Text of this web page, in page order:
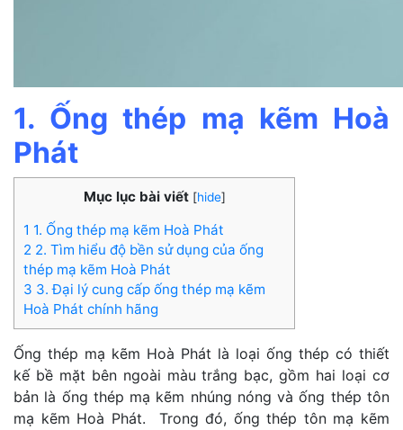
1. Ống thép mạ kẽm Hoà
Phát
Mục lục bài viết [hide]
1 1. Ống thép mạ kẽm Hoà Phát
2 2. Tìm hiểu độ bền sử dụng của ống
thép mạ kẽm Hoà Phát
3 3. Đại lý cung cấp ống thép mạ kẽm
Hoà Phát chính hãng
Ống thép mạ kẽm Hoà Phát là loại ống thép có thiết
kế bề mặt bên ngoài màu trắng bạc, gồm hai loại cơ
bản là ống thép mạ kẽm nhúng nóng và ống thép tôn
mạ kẽm Hoà Phát. Trong đó, ống thép tôn mạ kẽm